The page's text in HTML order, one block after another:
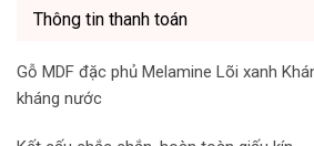
Thông tin thanh toán
Gỗ MDF đặc phủ Melamine Lõi xanh
kháng nước